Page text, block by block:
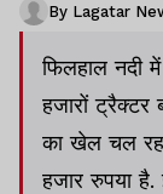
By Lagatar
फिलहाल नदी
हजारों ट्रैक्टर
का खेल चल
हजार रुपया